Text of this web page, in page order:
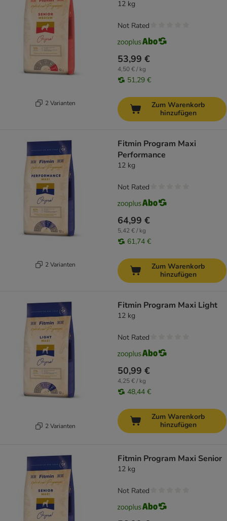
2 Varianten
12 kg
53,99 €
4,50 € / kg
51,29 €
Not Rated
Zum Warenkorb
hinzufügen
2 Varianten
Fitmin Program Maxi
Performance
12 kg
64,99 €
5,42 € / kg
61,74 €
Not Rated
Zum Warenkorb
hinzufügen
2 Varianten
Fitmin Program Maxi Light
12 kg
50,99 €
4,25 € / kg
48,44 €
Not Rated
Zum Warenkorb
hinzufügen
Fitmin Program Maxi Senior
12 kg
Not Rated